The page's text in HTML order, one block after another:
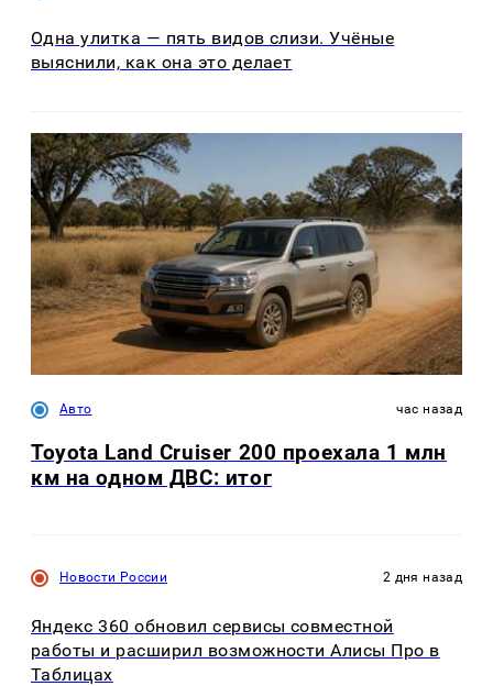
Одна улитка — пять видов слизи. Учёные
выяснили, как она это делает
Авто час назад
Toyota Land Cruiser 200 проехала 1 млн
км на одном ДВС: итог
Новости России 2 дня назад
Яндекс 360 обновил сервисы совместной
работы и расширил возможности Алисы Про в
Таблицах